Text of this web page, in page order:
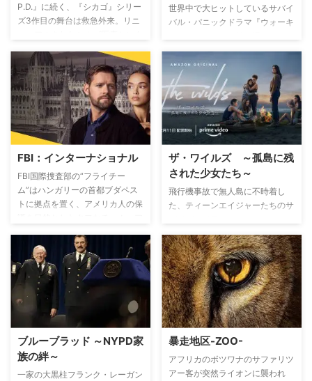
P.D.』に続く、『シカゴ』シリー
ズ3作目の舞台は救急外来。リニ
曹司で才能あふれる外科医コナ
ー・ローズ（コリン・ドネル）、
シカゴ警察特捜班のジェイの兄で
患者を第一に考える内科医ウィ
ル・ハルステッド（ニック・ゲル
ファス）、夫を亡くした女医のナ
タリー・マニング（トーレイ・デ
ヴィート）らが様々な患者と接す
ることで、医師として、そして人
間としても成長していく姿を描
く。
世界中で大ヒットしているサバイ
バル・パニックドラマ『ウォーキ
スピンオフ。米カリフォルニア州
を舞台に、『ウォーキング・デッ
ド』と同じようにゾンビが大発生
した終末世界の様子が、新たな家
族の目線を通して描かれる。問題
を抱えていたこの家族は、世界の
絶望的に事態に直面し、団結して
生き延びていく。
FBI：インターナショナル
FBI国際捜査部の“フライチー
ム”はハンガリーの首都ブダペス
トに拠点を置く、アメリカ人の保
込まれた犯罪を調べるべく、ヨー
ロッパ各地で各国の捜査機関と協
力し合い、事件を解決に導く。
様々な犯罪やテロの脅威に直面す
るだけでなく、祖国と異なる文
化・言語の壁を乗り越える困難
さ、そして時には外交・政治の問
題が立ちふさがりながらも、ヨー
ロッパ各地で起こるさまざまな事
件に挑む。
ザ・ワイルズ ～孤島に残
された少女たち～
飛行機事故で無人島に不時着し
た、ティーンエイジャーたちのサ
ブルーブラッド ～NYPD家
族の絆～
一家の大黒柱フランク・レーガン
暴走地区-ZOO-
アフリカのボツワナのサファリツ
アー客が突然ライオンに襲われ